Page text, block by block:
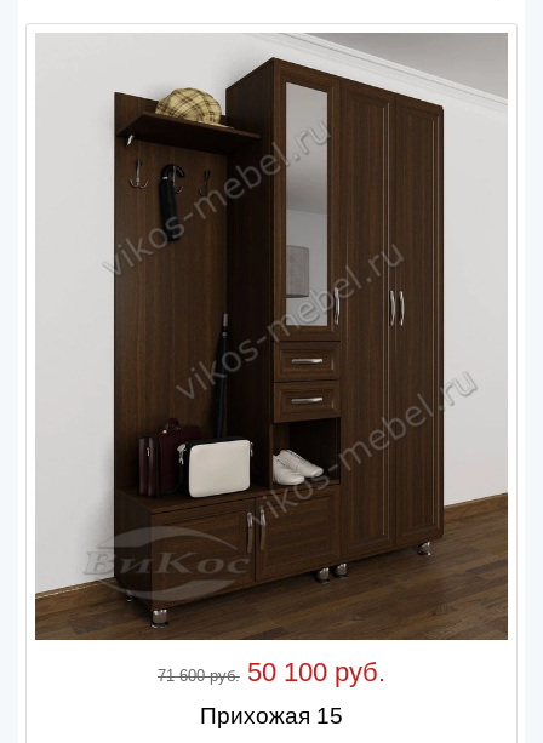
71 600 руб. 50 100 руб.
Прихожая 15